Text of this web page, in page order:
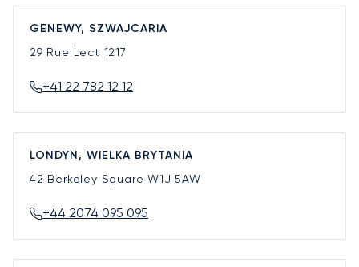
GENEWY, SZWAJCARIA
29 Rue Lect 1217
+41 22 782 12 12
LONDYN, WIELKA BRYTANIA
42 Berkeley SquareW1J 5AW
+44 2074 095 095